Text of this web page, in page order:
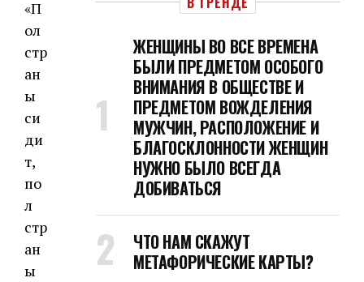
«П
ол
стр
ан
ы
си
ди
т,
по
л
стр
ан
ы
ЖЕНЩИНЫ ВО ВСЕ ВРЕМЕНА
БЫЛИ ПРЕДМЕТОМ ОСОБОГО
ВНИМАНИЯ В ОБЩЕСТВЕ И
ПРЕДМЕТОМ ВОЖДЕЛЕНИЯ
МУЖЧИН, РАСПОЛОЖЕНИЕ И
БЛАГОСКЛОННОСТИ ЖЕНЩИН
НУЖНО БЫЛО ВСЕГДА
ДОБИВАТЬСЯ
ЧТО НАМ СКАЖУТ
МЕТАФОРИЧЕСКИЕ КАРТЫ?